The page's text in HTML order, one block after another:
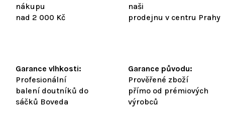
nákupu
nad 2 000 Kč
naši
prodejnu v centru Prahy
Garance vlhkosti:
Profesionální
balení doutníků do
sáčků Boveda
Garance původu:
Prověřené zboží
přímo od prémiových
výrobců